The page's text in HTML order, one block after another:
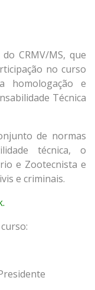
CRMV/MS, que
no curso
homologação e
Técnica
de normas
técnica, o
e Zootecnista e
e criminais.